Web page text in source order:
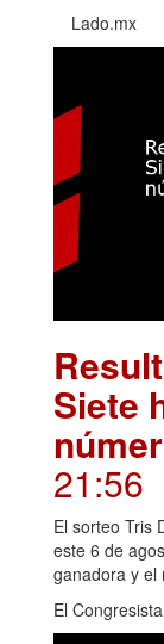
Lado.mx
Siete
21:56
El sorteo Tris
este 6 de
ganadora y el
El Congresista